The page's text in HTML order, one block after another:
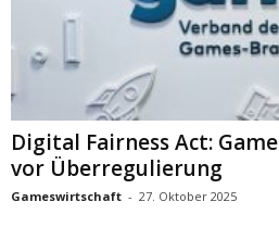
Digital Fairness Act:
vor Überregulierung
Gameswirtschaft - 27. Oktober 2025